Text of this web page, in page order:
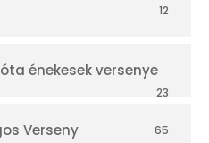
12
énekesek versenye
23
Verseny 65